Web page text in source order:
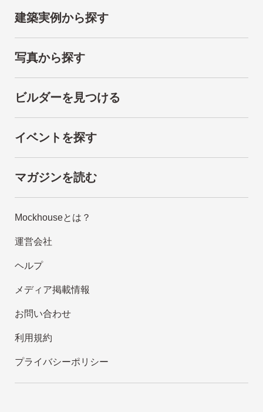
建築実例から探す
写真から探す
ビルダーを見つける
イベントを探す
マガジンを読む
Mockhouseとは？
運営会社
ヘルプ
メディア掲載情報
お問い合わせ
利用規約
プライバシーポリシー